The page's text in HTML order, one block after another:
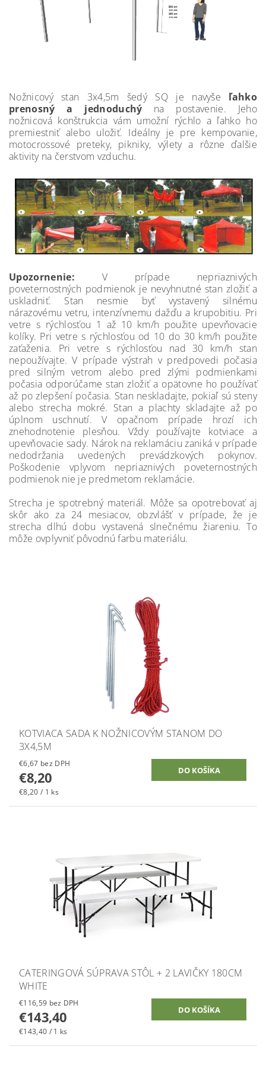
Nožnicový stan 3x4,5m šedý SQ je navyše ľahko
prenosný a jednoduchý na postavenie. Jeho
nožnicová konštrukcia vám umožní rýchlo a ľahko ho
premiestniť alebo uložiť. Ideálny je pre kempovanie,
motocrossové preteky, pikniky, výlety a rôzne ďalšie
aktivity na čerstvom vzduchu.
Upozornenie: V prípade nepriaznivých
poveternostných podmienok je nevyhnutné stan zložiť a
uskladniť. Stan nesmie byť vystavený silnému
nárazovému vetru, intenzívnemu dažďu a krupobitiu. Pri
vetre s rýchlosťou 1 až 10 km/h použite upevňovacie
kolíky. Pri vetre s rýchlosťou od 10 do 30 km/h použite
zaťaženia. Pri vetre s rýchlosťou nad 30 km/h stan
nepoužívajte. V prípade výstrah v predpovedi počasia
pred silným vetrom alebo pred zlými podmienkami
počasia odporúčame stan zložiť a opätovne ho používať
až po zlepšení počasia. Stan neskladajte, pokiaľ sú steny
alebo strecha mokré. Stan a plachty skladajte až po
úplnom uschnutí. V opačnom prípade hrozí ich
znehodnotenie plesňou. Vždy používajte kotviace a
upevňovacie sady. Nárok na reklamáciu zaniká v prípade
nedodržania uvedených prevádzkových pokynov.
Poškodenie vplyvom nepriaznivých poveternostných
podmienok nie je predmetom reklamácie.
Strecha je spotrebný materiál. Môže sa opotrebovať aj
skôr ako za 24 mesiacov, obzvlášť v prípade, že je
strecha dlhú dobu vystavená slnečnému žiareniu. To
môže ovplyvniť pôvodnú farbu materiálu.
KOTVIACA SADA K NOŽNICOVÝM STANOM DO
3X4,5M
€6,67 bez DPH
€8,20
€8,20 / 1 ks
CATERINGOVÁ SÚPRAVA STÔL + 2 LAVIČKY 180CM
WHITE
€116,59 bez DPH
€143,40
€143,40 / 1 ks